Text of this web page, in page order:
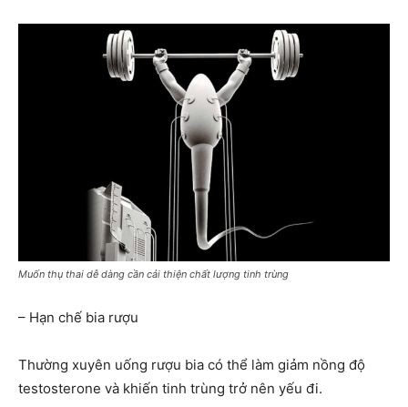
Muốn thụ thai dễ dàng cần cải thiện chất lượng tinh trùng
– Hạn chế bia rượu
Thường xuyên uống rượu bia có thể làm giảm nồng độ
testosterone và khiến tinh trùng trở nên yếu đi.